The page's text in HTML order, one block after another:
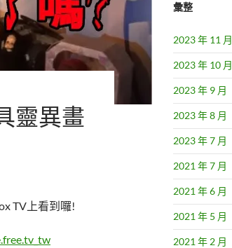
靈異畫
TV上看到囉!
彙整
2023 年 11 月
2023 年 10 月
2023 年 9 月
2023 年 8 月
2023 年 7 月
2021 年 7 月
2021 年 6 月
2021 年 5 月
2021 年 2 月